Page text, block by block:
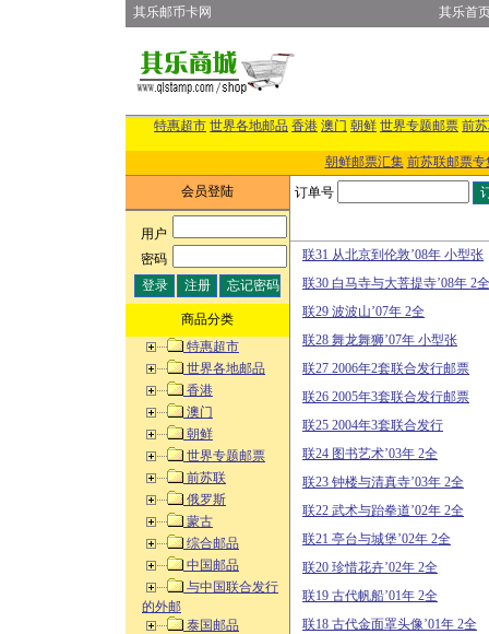
其乐邮币卡网 其乐首
特惠超市 世界各地邮品 香港 澳门 朝鲜 世界专题邮票 前
朝鲜邮票汇集 前苏联邮票专
会员登陆
用户:
密码:
商品分类
特惠超市
世界各地邮品
香港
澳门
朝鲜
世界专题邮票
前苏联
俄罗斯
蒙古
综合邮品
中国邮品
与中国联合发行
的外邮
泰国邮品
订单号
联31 从北京到伦敦’08年 小型张
联30 白马寺与大菩提寺’08年 2
联29 波波山’07年 2全
联28 舞龙舞狮’07年 小型张
联27 2006年2套联合发行邮票
联26 2005年3套联合发行邮票
联25 2004年3套联合发行
联24 图书艺术’03年 2全
联23 钟楼与清真寺’03年 2全
联22 武术与跆拳道’02年 2全
联21 亭台与城堡’02年 2全
联20 珍惜花卉’02年 2全
联19 古代帆船’01年 2全
联18 古代金面罩头像’01年 2全